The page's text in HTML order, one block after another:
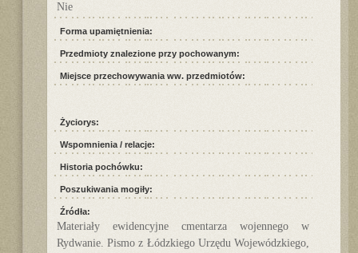
Nie
Forma upamiętnienia:
Przedmioty znalezione przy pochowanym:
Miejsce przechowywania ww. przedmiotów:
Życiorys:
Wspomnienia / relacje:
Historia pochówku:
Poszukiwania mogiły:
Źródła:
Materiały ewidencyjne cmentarza wojennego w
Rydwanie. Pismo z Łódzkiego Urzędu Wojewódzkiego,